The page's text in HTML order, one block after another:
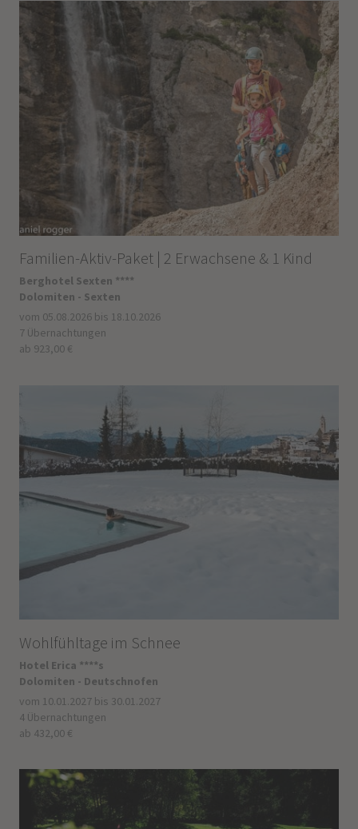
Familien-Aktiv-Paket | 2 Erwachsene & 1 Kind
Berghotel Sexten ****
Dolomiten - Sexten
vom 05.08.2026 bis 18.10.2026
7 Übernachtungen
ab 923,00 €
Wohlfühltage im Schnee
Hotel Erica ****s
Dolomiten - Deutschnofen
vom 10.01.2027 bis 30.01.2027
4 Übernachtungen
ab 432,00 €